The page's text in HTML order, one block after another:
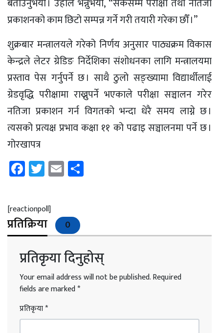
बताउनुभयो । उहाँले भन्नुभयो, “सकेसम्म परीक्षा तथा नतिजा
प्रकाशनको काम छिटो सम्पन्न गर्ने गरी तयारी गरेका छौँ ।”
शुक्रबार मन्त्रालयले गरेको निर्णय अनुसार पाठ्यक्रम विकास
केन्द्रले लेटर ग्रेडिङ निर्देशिका संशोधनका लागि मन्त्रालयमा
प्रस्ताव पेस गर्नुपर्ने छ । साथै ठुलो सङ्ख्यामा विद्यार्थीलाई
ग्रेडवृद्धि परीक्षामा राख्नुपर्ने भएकाले परीक्षा सञ्चालन गरेर
नतिजा प्रकाशन गर्न विगतको भन्दा धेरै समय लाग्ने छ ।
त्यसको प्रत्यक्ष प्रभाव कक्षा ११ को पढाइ सञ्चालनमा पर्ने छ ।
गोरखापत्र
Facebook
Twitter
Email
[reactionpoll]
प्रतिक्रिया 0
प्रतिकृया दिनुहोस्
Your email address will not be published.Required
fields are marked*
प्रतिकृया*